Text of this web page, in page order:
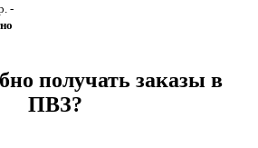
-
получать заказы в
ПВЗ?